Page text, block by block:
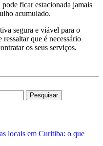
ficar estacionada jamais
acumulado.
segura e viável para o
ressaltar que é necessário
os seus serviços.
locais em Curitiba: o que